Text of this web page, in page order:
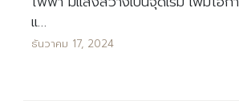
แ…
ธันวาคม 17, 2024